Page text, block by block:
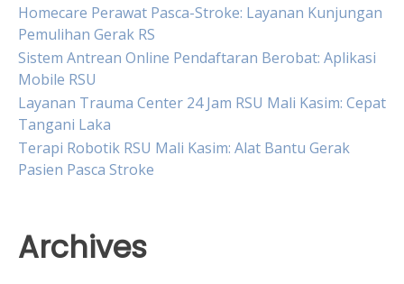
Homecare Perawat Pasca-Stroke: Layanan Kunjungan
Pemulihan Gerak RS
Sistem Antrean Online Pendaftaran Berobat: Aplikasi
Mobile RSU
Layanan Trauma Center 24 Jam RSU Mali Kasim: Cepat
Tangani Laka
Terapi Robotik RSU Mali Kasim: Alat Bantu Gerak
Pasien Pasca Stroke
Archives